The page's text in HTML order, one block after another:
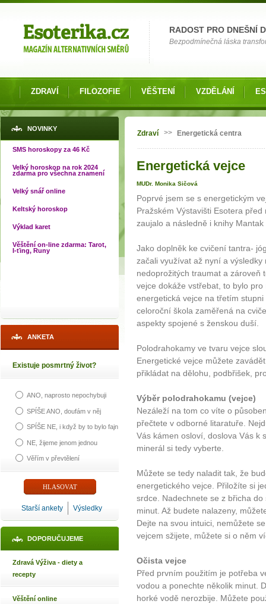
RADOST PRO DNEŠNÍ
Bezpodmínečná láska
ZDRAVÍ FILOZOFIE VĚŠTENÍ VZDĚLÁNÍ
NOVINKY
SMS horoskopy za 46 Kč
Velký horoskop na rok 2024
zdarma pro všechna znamení
Velký snář online
Keltský horoskop
Výklad karet
Věštění on-line zdarma: Tarot,
I-ťing, Runy
ANKETA
Existuje posmrtný život?
ANO, naprosto nepochybuji
SPÍŠE ANO, doufám v něj
SPÍŠE NE, i když by to bylo fajn
NE, žijeme jenom jednou
Věřím v převtělení
Starší ankety Výsledky
DOPORUČUJEME
Zdravá Výživa - diety a
recepty
Věštění online
Jste zde
Zdraví >> Energetická centra
Energetická vejce
MUDr. Monika Sičová
Poprvé jsem se s energetickým
Pražském Výstavišti Esotera
zaujalo a následně i knihy
Jako doplněk ke cvičení tantra-
začali využívat až nyní a
nedoprožitých traumat a zároveň
vejce dokáže vstřebat, to bylo
energetická vejce na třetím
celoroční škola zaměřená na
aspekty spojené s ženskou duší.
Polodrahokamy ve tvaru vejce
Energetické vejce můžete
přikládat na dělohu, podbřišek,
Výběr polodrahokamu (vejce)
Nezáleží na tom co víte o
přečtete v odborné litaratuře.
Vás kámen osloví, doslova Vás k
minerál si tedy vyberte.
Můžete se tedy naladit tak, že
energetického vejce. Přiložíte si
srdce. Nadechnete se z břicha
minut. Až budete nalazeny,
Dejte na svou intuici, nemůžete
vejcem sžijete, můžete si o něm
Očista vejce
Před prvním použitím je potřeba
vodou a ponechte několik minut.
horké vodě nerozbije. Můžete